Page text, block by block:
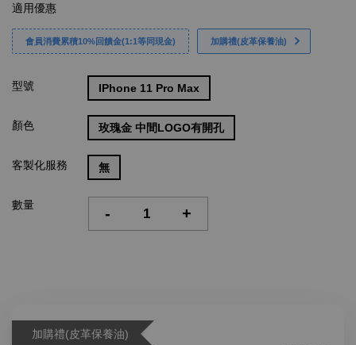
適用優惠
會員消費累積10%回饋金(1:1等同現金) 加購禮(皮革保養油)
型號 IPhone 11 Pro Max
顏色 玫瑰金 中間LOGO有開孔
客製化服務 無
數量 - +
加購禮(皮革保養油)